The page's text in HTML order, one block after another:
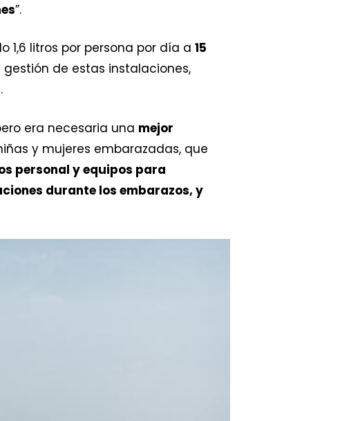
”.
1,6 litros por persona por día a 15
de estas instalaciones,
.
era necesaria una mejor
y mujeres embarazadas, que
personal y equipos para
durante los embarazos, y